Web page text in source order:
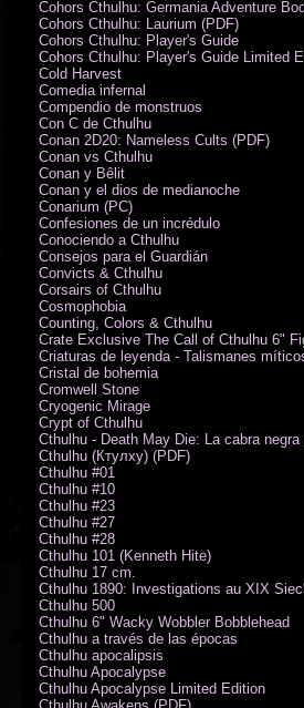
Cohors Cthulhu: Germania Adventure
Cohors Cthulhu: Laurium (PDF)
Cohors Cthulhu: Player's Guide
Cohors Cthulhu: Player's Guide Limited
Cold Harvest
Comedia infernal
Compendio de monstruos
Con C de Cthulhu
Conan 2D20: Nameless Cults (PDF)
Conan vs Cthulhu
Conan y Bêlit
Conan y el dios de medianoche
Conarium (PC)
Confesiones de un incrédulo
Conociendo a Cthulhu
Consejos para el Guardián
Convicts & Cthulhu
Corsairs of Cthulhu
Cosmophobia
Counting, Colors & Cthulhu
Crate Exclusive The Call of Cthulhu 6"
Criaturas de leyenda - Talismanes
Cristal de bohemia
Cromwell Stone
Cryogenic Mirage
Crypt of Cthulhu
Cthulhu - Death May Die: La cabra negra
Cthulhu (Ктулху) (PDF)
Cthulhu #01
Cthulhu #10
Cthulhu #23
Cthulhu #27
Cthulhu #28
Cthulhu 101 (Kenneth Hite)
Cthulhu 17 cm.
Cthulhu 1890: Investigations au XIX
Cthulhu 500
Cthulhu 6" Wacky Wobbler Bobblehead
Cthulhu a través de las épocas
Cthulhu apocalipsis
Cthulhu Apocalypse
Cthulhu Apocalypse Limited Edition